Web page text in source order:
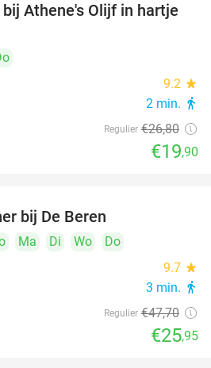
26%
Athene's Olijf in hartje
9.2 star
2 min. directions_walk
Regulier €26,80
€19,90
bij De Beren
Ma Di Wo
Do
9.7 star
3 min. directions_walk
Regulier €47,70
€25,95